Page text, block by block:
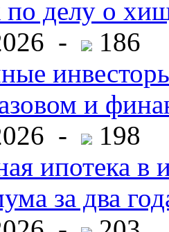
по делу о
-
186
и
-
198
ипотека в
за два